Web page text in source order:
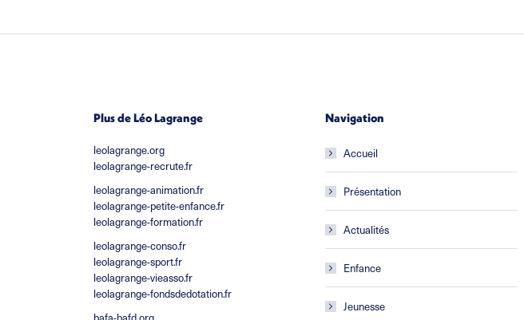
Plus de Léo Lagrange
leolagrange.org
leolagrange-recrute.fr
leolagrange-animation.fr
leolagrange-petite-enfance.fr
leolagrange-formation.fr
leolagrange-conso.fr
leolagrange-sport.fr
leolagrange-vieasso.fr
leolagrange-fondsdedotation.fr
Navigation
Accueil
Présentation
Actualités
Enfance
Jeunesse